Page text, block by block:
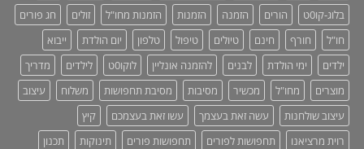
אופנתיות
+
מחמאות!
בלוג-קו0ט
הורים הזמנה הזמנות הזמנות מחו"ל זולים
חג פורים
חו"ל
חורף חינם טיולים טיפול טלפון יום הולדת
ייבוא
ילדים
ימי הולדת לבנים להזמנה אונליין לוקו0ט לילדים
מדריך
מוצרים
מחו"ל מכשיר מסיבות מסיבת תחפושות משלוח
עיצוב
עיצוב שולחנות
עשה זאת בעצמך עשו זאת בעצמכם
קיץ
רוית מרציאנו
תחפושות לפורים תחפושות פורים תינוקות תכנון